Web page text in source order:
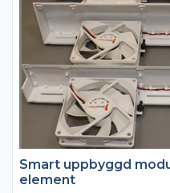
Smart uppbyggd
element